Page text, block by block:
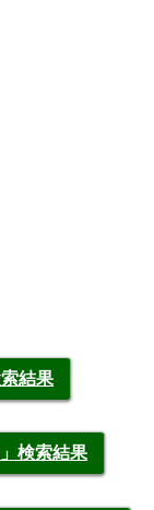
結果
検索結果